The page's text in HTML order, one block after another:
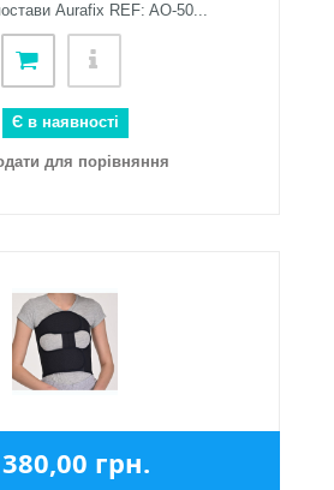
Aurafix REF: AO-50...
Є в наявності
для порівняння
грн.